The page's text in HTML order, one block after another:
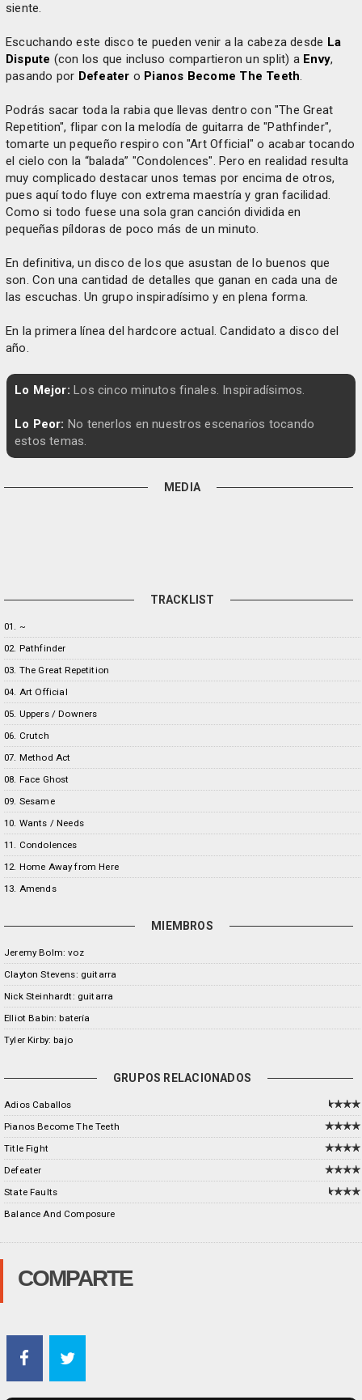
siente.
Escuchando este disco te pueden venir a la cabeza desde La
Dispute (con los que incluso compartieron un split) a Envy,
pasando por Defeater o Pianos Become The Teeth.
Podrás sacar toda la rabia que llevas dentro con "The Great
Repetition", flipar con la melodía de guitarra de "Pathfinder",
tomarte un pequeño respiro con "Art Official" o acabar tocando
el cielo con la “balada” "Condolences". Pero en realidad resulta
muy complicado destacar unos temas por encima de otros,
pues aquí todo fluye con extrema maestría y gran facilidad.
Como si todo fuese una sola gran canción dividida en
pequeñas píldoras de poco más de un minuto.
En definitiva, un disco de los que asustan de lo buenos que
son. Con una cantidad de detalles que ganan en cada una de
las escuchas. Un grupo inspiradísimo y en plena forma.
En la primera línea del hardcore actual. Candidato a disco del
año.
Lo Mejor: Los cinco minutos finales. Inspiradísimos.
Lo Peor: No tenerlos en nuestros escenarios tocando
estos temas.
MEDIA
TRACKLIST
01. ~
02. Pathfinder
03. The Great Repetition
04. Art Official
05. Uppers / Downers
06. Crutch
07. Method Act
08. Face Ghost
09. Sesame
10. Wants / Needs
11. Condolences
12. Home Away from Here
13. Amends
MIEMBROS
Jeremy Bolm: voz
Clayton Stevens: guitarra
Nick Steinhardt: guitarra
Elliot Babin: batería
Tyler Kirby: bajo
GRUPOS RELACIONADOS
Adios Caballos
Pianos Become The Teeth
Title Fight
Defeater
State Faults
Balance And Composure
COMPARTE